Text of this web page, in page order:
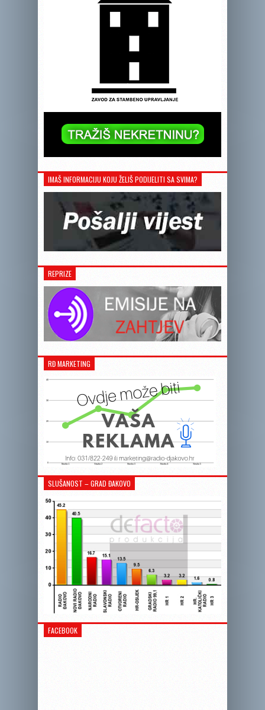
IMAŠ INFORMACIJU KOJU ŽELIŠ PODIJELITI SA SVIMA?
REPRIZE
RĐ MARKETING
SLUŠANOST – GRAD ĐAKOVO
FACEBOOK